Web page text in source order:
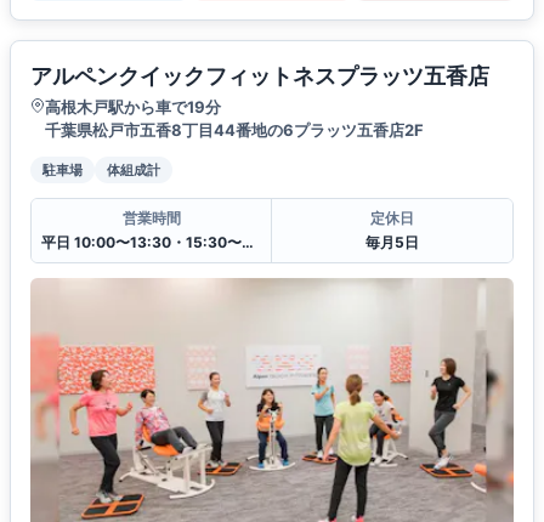
アルペンクイックフィットネスプラッツ五香店
高根木戸駅から車で19分
千葉県松戸市五香8丁目44番地の6プラッツ五香店2F
駐車場 体組成計
営業時間
平日 10:00〜13:30・15:30〜20:00
定休日
毎月5日